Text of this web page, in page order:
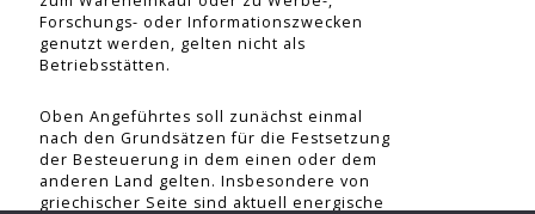
Forschungs- oder Informationszwecken
genutzt werden, gelten nicht als
Betriebsstätten.
Oben Angeführtes soll zunächst einmal
nach den Grundsätzen für die Festsetzung
der Besteuerung in dem einen oder dem
anderen Land gelten. Insbesondere von
griechischer Seite sind aktuell energische